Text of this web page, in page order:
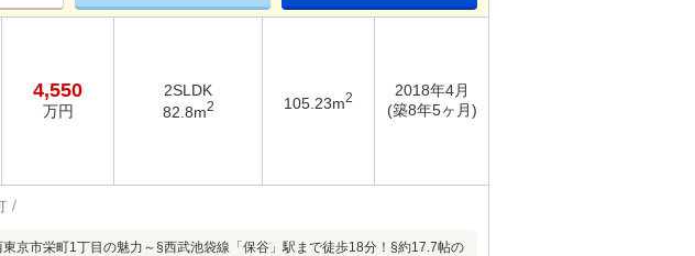
4,550
万円
2SLDK
82.8m2 105.23m2
2018年4月
(築8年5ヶ月)
京市栄町1丁目の魅力～§西武池袋線「保谷」駅まで徒歩18分！§約17.7帖の